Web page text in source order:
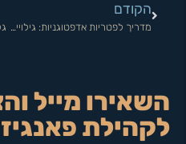
הקודם
מדריך לפטריות אדפטוגניות: גילויים שיחשפו אתכם לעולם חדש!
השאירו מייל
לקהילת פאנגיז